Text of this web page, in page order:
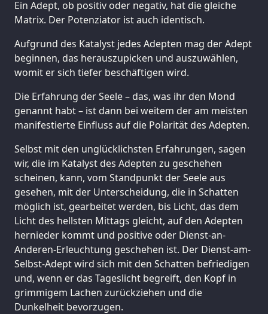
Ein Adept, ob positiv oder negativ, hat die gleiche
Matrix. Der Potenziator ist auch identisch.
Aufgrund des Katalyst jedes Adepten mag der Adept
beginnen, das herauszupicken und auszuwählen,
womit er sich tiefer beschäftigen wird.
Die Erfahrung der Seele – das, was ihr den Mond
genannt habt – ist dann bei weitem der am meisten
manifestierte Einfluss auf die Polarität des Adepten.
Selbst mit den unglücklichsten Erfahrungen, sagen
wir, die im Katalyst des Adepten zu geschehen
scheinen, kann, vom Standpunkt der Seele aus
gesehen, mit der Unterscheidung, die in Schatten
möglich ist, gearbeitet werden, bis Licht, das dem
Licht des hellsten Mittags gleicht, auf den Adepten
hernieder kommt und positive oder Dienst-an-
Anderen-Erleuchtung geschehen ist. Der Dienst-am-
Selbst-Adept wird sich mit den Schatten befriedigen
und, wenn er das Tageslicht begreift, den Kopf in
grimmigem Lachen zurückziehen und die
Dunkelheit bevorzugen.